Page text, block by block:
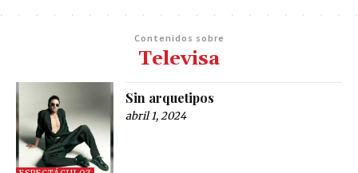
Contenidos sobre
Televisa
Sin arquetipos
abril 1, 2024